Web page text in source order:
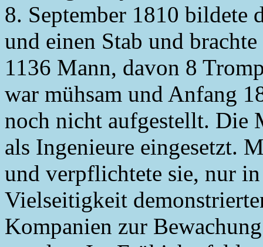
8. September 1810 bildete
und einen Stab und
1136 Mann, davon 8
war mühsam und Anfang
noch nicht aufgestellt. Die
als Ingenieure eingesetzt.
und verpflichtete sie, nur
Vielseitigkeit
Kompanien zur